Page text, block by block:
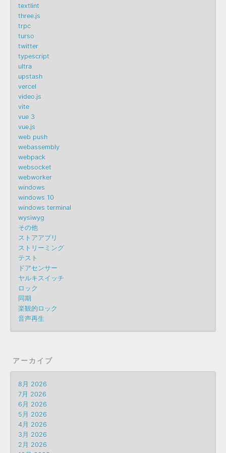
textlint
three.js
trpc
turso
twitter
typescript
ultra
upstash
vercel
video.js
vite
vue 3
vue.js
web push
webassembly
webpack
websocket
webworker
windows
windows 10
windows terminal
wysiwyg
その他
ストアアプリ
ストリーミング
テスト
ドアセンサー
ヤルキスイッチ
ロック
同期
楽観的ロック
音声再生
アーカイブ
8月 2026
7月 2026
6月 2026
5月 2026
4月 2026
3月 2026
2月 2026